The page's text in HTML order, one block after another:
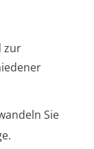
zur
Sie